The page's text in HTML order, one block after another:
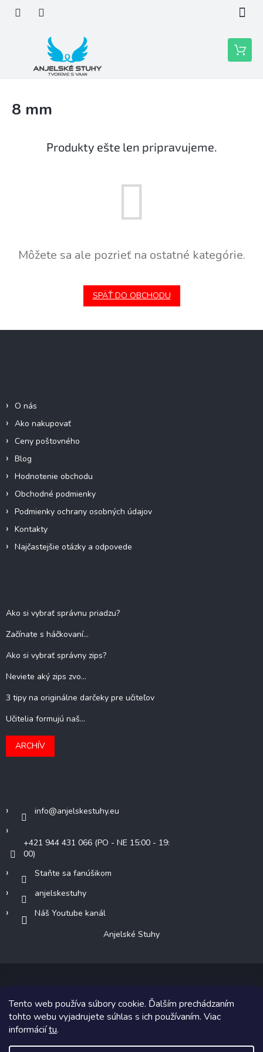
Tento web používa súbory cookie. Ďalším prechádzaním
tohto webu vyjadrujete súhlas s ich používaním. Viac
informáciítu.
obsah
Nákupný
košík
8 mm
Produkty ešte len pripravujeme.
Môžete sa ale pozrieť na ostatné kategórie.
SPÄŤ DO OBCHODU
O nás
Ako nakupovať
Ceny poštovného
Blog
Hodnotenie obchodu
Obchodné podmienky
Podmienky ochrany osobných údajov
Kontakty
Najčastejšie otázky a odpovede
Ako si vybrať správnu priadzu?
Začínate s háčkovaní...
Ako si vybrať správny zips?
Neviete aký zips zvo...
3 tipy na originálne darčeky pre učiteľov
Učitelia formujú naš...
ARCHÍV
info@anjelskestuhy.eu
+421 944 431 066 (PO - NE 15:00 - 19:
00)
Staňte sa fanúšikom
anjelskestuhy
Náš Youtube kanál
Anjelské Stuhy
Copyright 2026Anjelské Stuhy. Všetky práva vyhradené.
Grafický návrh vytvoril a na Shoptet implementoval
Shoptetak.cz.